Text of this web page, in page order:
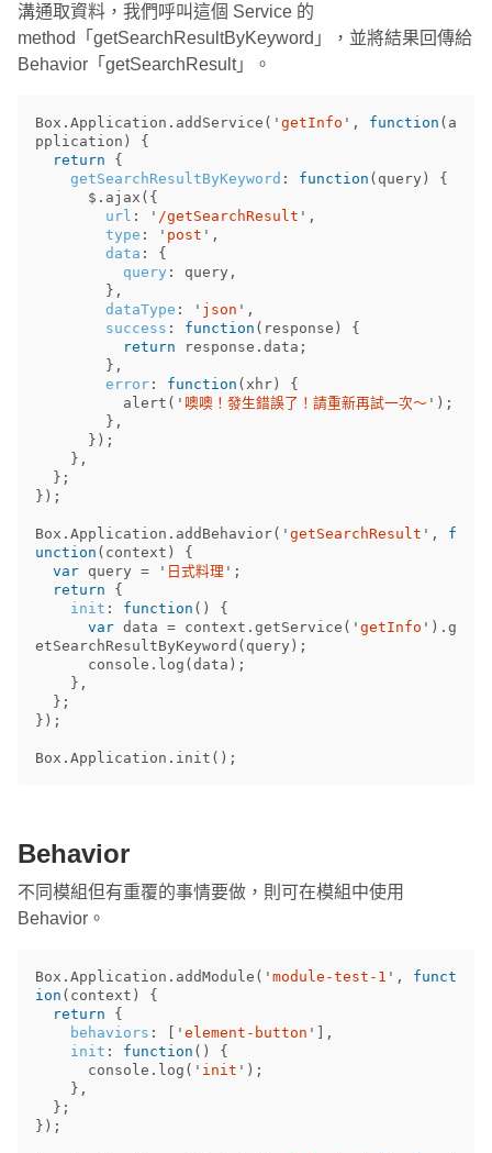
溝通取資料，我們呼叫這個 Service 的
method「getSearchResultByKeyword」，並將結果回傳給
Behavior「getSearchResult」。
Box . Application . addService ( ' getInfo ' , function ( a
pplication )
{
return
{
getSearchResultByKeyword : function ( query )
{
$ . ajax ({
url : ' /getSearchResult ' ,
type : ' post ' ,
data :
{
query : query ,
},
dataType : ' json ' ,
success : function ( response )
{
return
response . data ;
},
error : function ( xhr )
{
alert ( ' 噢噢！發生錯誤了！請重新再試一次～ ' );
},
});
},
};
});
Box . Application . addBehavior( ' getSearchResult ' ,
f
unction ( context )
{
var query = ' 日式料理 ' ;
return
{
init : function ()
{
var data = context . getService ( ' getInfo ' ). g
etSearchResultByKeyword ( query );
console . log ( data );
},
};
});
Box . Application . init ();
Behavior
不同模組但有重覆的事情要做，則可在模組中使用
Behavior。
Box . Application . addModule ( ' module-test-1 ' ,
funct
ion ( context )
{
return
{
behaviors : ' element-button '
],
init : function ()
{
console . log ( ' init ' );
},
};
});